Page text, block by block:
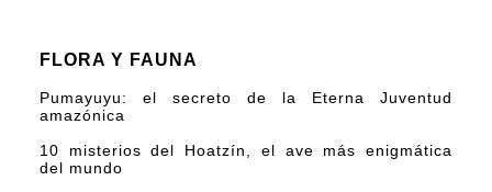
FLORA Y FAUNA
Pumayuyu: el secreto de la Eterna Juventud
amazónica
10 misterios del Hoatzín, el ave más enigmática
del mundo